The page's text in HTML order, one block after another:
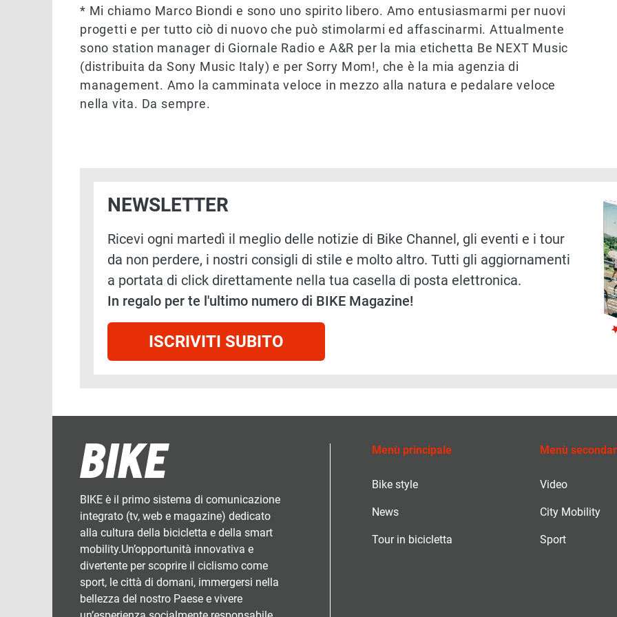
* Mi chiamo Marco Biondi e sono uno spirito libero. Amo entusiasmarmi per nuovi
progetti e per tutto ciò di nuovo che può stimolarmi ed affascinarmi. Attualmente
sono station manager di Giornale Radio e A&R per la mia etichetta Be NEXT Music
(distribuita da Sony Music Italy) e per Sorry Mom!, che è la mia agenzia di
management. Amo la camminata veloce in mezzo alla natura e pedalare veloce
nella vita. Da sempre.
NEWSLETTER
Ricevi ogni martedì il meglio delle notizie di Bike Channel, gli eventi e i tour
da non perdere, i nostri consigli di stile e molto altro. Tutti gli aggiornamenti
a portata di click direttamente nella tua casella di posta elettronica.
In regalo per te l'ultimo numero di BIKE Magazine!
ISCRIVITI SUBITO
BIKE è il primo sistema di comunicazione
integrato (tv, web e magazine) dedicato
alla cultura della bicicletta e della smart
mobility.Un’opportunità innovativa e
divertente per scoprire il ciclismo come
sport, le città di domani, immergersi nella
bellezza del nostro Paese e vivere
Menù principale
Bike style
News
Tour in bicicletta
Menù
Video
City Mobility
Sport